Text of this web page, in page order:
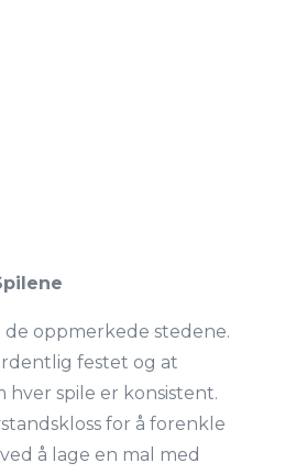
de oppmerkede stedene.
festet og at
hver spile er konsistent.
for å forenkle
å lage en mal med